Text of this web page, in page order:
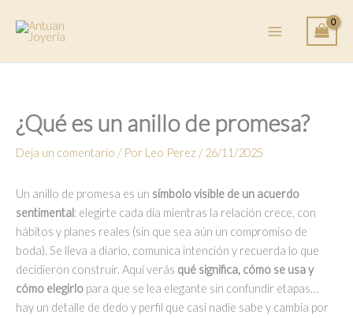
contenido
¿Qué es un anillo de promesa?
Deja un comentario / Por Leo Perez / 26/11/2025
Un anillo de promesa es un símbolo visible de un acuerdo
sentimental: elegirte cada día mientras la relación crece, con
hábitos y planes reales (sin que sea aún un compromiso de
boda). Se lleva a diario, comunica intención y recuerda lo que
decidieron construir. Aquí verás qué significa, cómo se usa y
cómo elegirlo para que se lea elegante sin confundir etapas…
hay un detalle de dedo y perfil que casi nadie sabe y cambia por